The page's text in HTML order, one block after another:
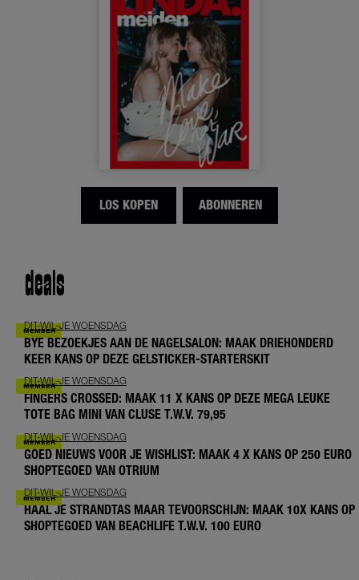
LOS KOPEN ABONNEREN
deals
DIT-WIL-JE WOENSDAG
BYE BEZOEKJES AAN DE NAGELSALON: MAAK DRIEHONDERD
KEER KANS OP DEZE GELSTICKER-STARTERSKIT
DIT-WIL-JE WOENSDAG
FINGERS CROSSED: MAAK 11 X KANS OP DEZE MEGA LEUKE
TOTE BAG MINI VAN CLUSE T.W.V. 79,95
DIT-WIL-JE WOENSDAG
GOED NIEUWS VOOR JE WISHLIST: MAAK 4 X KANS OP 250 EURO
SHOPTEGOED VAN OTRIUM
DIT-WIL-JE WOENSDAG
HAAL JE STRANDTAS MAAR TEVOORSCHIJN: MAAK 10X KANS OP
SHOPTEGOED VAN BEACHLIFE T.W.V. 100 EURO